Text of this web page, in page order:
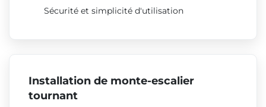
Sécurité et simplicité d'utilisation
Installation de monte-escalier
tournant